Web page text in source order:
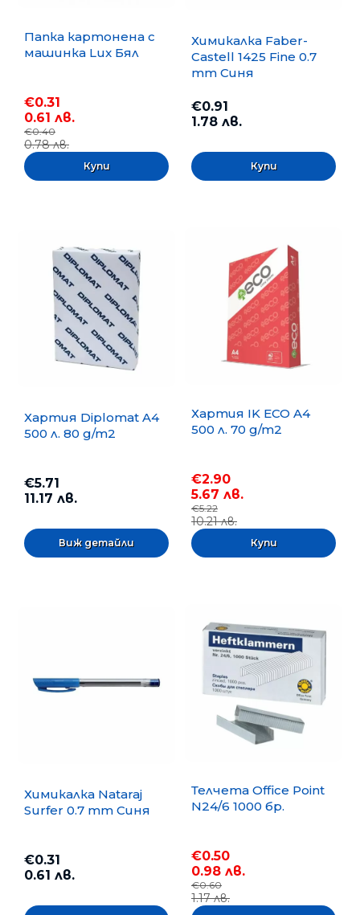
Папка картонена с
машинка Lux Бял
€0.31
0.61 лв.
€0.40
0.78 лв.
Химикалка Faber-
Castell 1425 Fine 0.7
mm Синя
€0.91
1.78 лв.
Хартия Diplomat A4
500 л. 80 g/m2
€5.71
11.17 лв.
Виж детайли
Хартия IK ECO A4
500 л. 70 g/m2
€2.90
5.67 лв.
€5.22
10.21 лв.
Химикалка Nataraj
Surfer 0.7 mm Синя
€0.31
0.61 лв.
Телчета Office Point
N24/6 1000 бр.
€0.50
0.98 лв.
€0.60
1.17 лв.